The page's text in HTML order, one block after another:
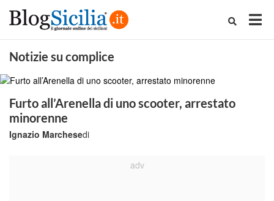
Notizie su complice
Furto all’Arenella di uno scooter, arrestato
minorenne
di
Ignazio Marchese